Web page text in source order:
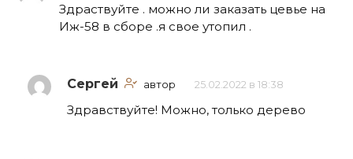
Здраствуйте . можно ли заказать цевье на
Иж-58 в сборе .я свое утопил .
Сергей автор 25.02.2022 в 18:38
Здравствуйте! Можно, только дерево